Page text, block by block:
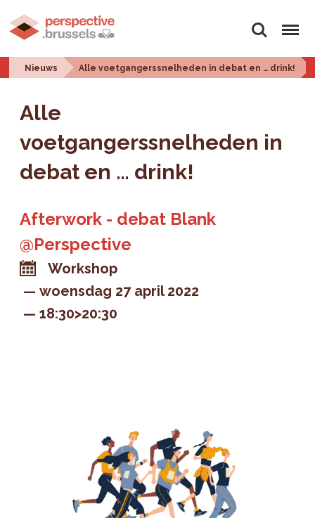
Zoeken Menu
Nieuws Alle voetgangerssnelheden in debat en … drink!
Alle
voetgangerssnelheden in
debat en … drink!
Afterwork - debat Blank
@Perspective
Workshop
woensdag 27 april 2022
18:30>20:30